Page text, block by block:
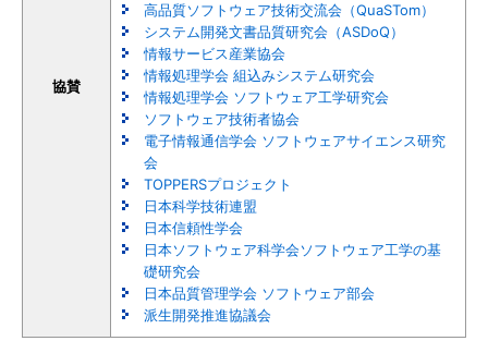
協賛
高品質ソフトウェア技術交流会（QuaSTom）
システム開発文書品質研究会（ASDoQ）
情報サービス産業協会
情報処理学会 組込みシステム研究会
情報処理学会 ソフトウェア工学研究会
ソフトウェア技術者協会
電子情報通信学会 ソフトウェアサイエンス研究
会
TOPPERSプロジェクト
日本科学技術連盟
日本信頼性学会
日本ソフトウェア科学会ソフトウェア工学の基
礎研究会
日本品質管理学会 ソフトウェア部会
派生開発推進協議会